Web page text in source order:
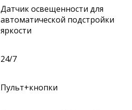
Датчик освещенности для
автоматической подстройки
яркости
24/7
Пульт+кнопки